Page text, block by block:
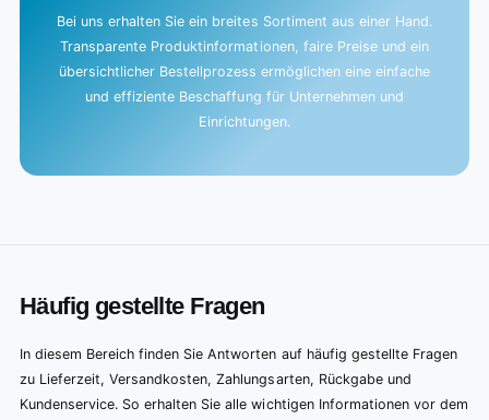
Bei uns erhalten Sie ein breites Sortiment aus einer Hand.
Transparente Produktinformationen, faire Preise und ein
übersichtlicher Bestellprozess ermöglichen eine einfache
und effiziente Beschaffung für Unternehmen und
Einrichtungen.
Häufig gestellte Fragen
In diesem Bereich finden Sie Antworten auf häufig gestellte Fragen
zu Lieferzeit, Versandkosten, Zahlungsarten, Rückgabe und
Kundenservice. So erhalten Sie alle wichtigen Informationen vor dem